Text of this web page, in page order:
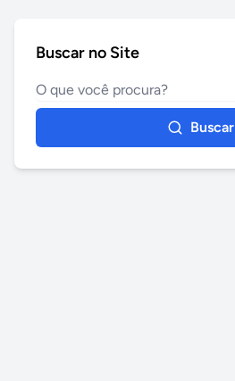
Buscar no Site
Buscar